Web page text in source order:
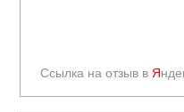
Ссылка на отзыв в Я